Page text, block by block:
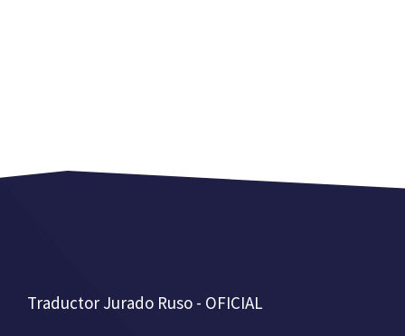
Traductor Jurado Ruso - OFICIAL